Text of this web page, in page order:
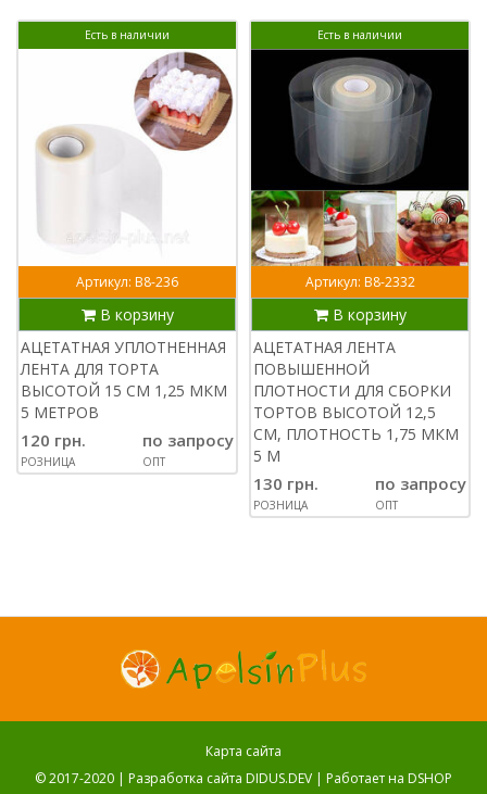
Есть в наличии
Артикул: В8-236
В корзину
АЦЕТАТНАЯ УПЛОТНЕННАЯ
ЛЕНТА ДЛЯ ТОРТА
ВЫСОТОЙ 15 СМ 1,25 МКМ
5 МЕТРОВ
120 грн.
РОЗНИЦА
по запросу
ОПТ
Есть в наличии
Артикул: В8-2332
В корзину
АЦЕТАТНАЯ ЛЕНТА
ПОВЫШЕННОЙ
ПЛОТНОСТИ ДЛЯ СБОРКИ
ТОРТОВ ВЫСОТОЙ 12,5
СМ, ПЛОТНОСТЬ 1,75 МКМ
5 М
130 грн.
РОЗНИЦА
по запросу
ОПТ
Карта сайта
© 2017-2020 | Разработка сайта DIDUS.DEV | Работает на DSHOP